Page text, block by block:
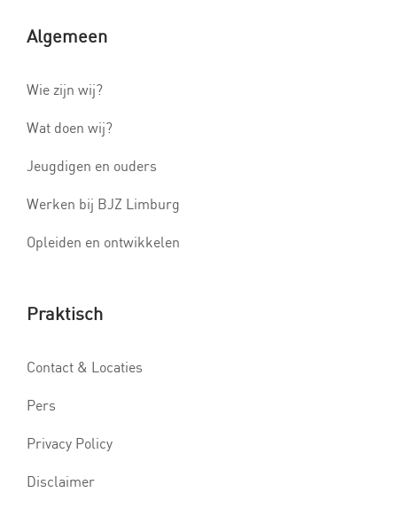
Algemeen
Wie zijn wij?
Wat doen wij?
Jeugdigen en ouders
Werken bij BJZ Limburg
Opleiden en ontwikkelen
Praktisch
Contact & Locaties
Pers
Privacy Policy
Disclaimer